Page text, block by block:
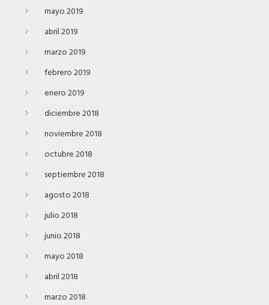
mayo 2019
abril 2019
marzo 2019
febrero 2019
enero 2019
diciembre 2018
noviembre 2018
octubre 2018
septiembre 2018
agosto 2018
julio 2018
junio 2018
mayo 2018
abril 2018
marzo 2018